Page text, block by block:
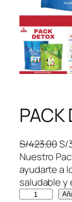
PACK
S/423.00E
l
p
r
e
S/
Nuestro
ayudarte a
saludable y